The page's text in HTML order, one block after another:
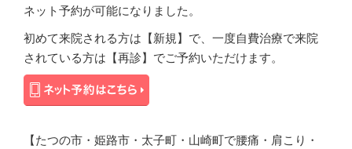
ネット予約が可能になりました。
初めて来院される方は【新規】で、一度自費治療で来院
されている方は【再診】でご予約いただけます。
【たつの市・姫路市・太子町・山崎町で腰痛・肩こり・